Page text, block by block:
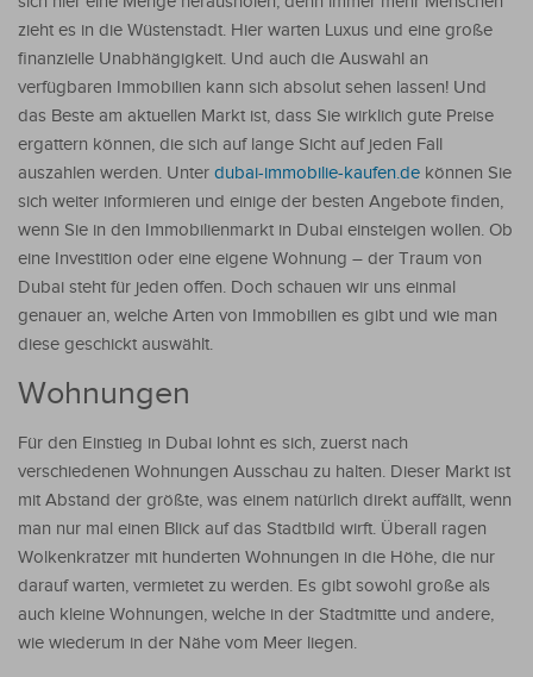
zieht es in die Wüstenstadt. Hier warten Luxus und eine große
finanzielle Unabhängigkeit. Und auch die Auswahl an
verfügbaren Immobilien kann sich absolut sehen lassen! Und
das Beste am aktuellen Markt ist, dass Sie wirklich gute Preise
ergattern können, die sich auf lange Sicht auf jeden Fall
auszahlen werden. Unter dubai-immobilie-kaufen.de können Sie
sich weiter informieren und einige der besten Angebote finden,
wenn Sie in den Immobilienmarkt in Dubai einsteigen wollen. Ob
eine Investition oder eine eigene Wohnung – der Traum von
Dubai steht für jeden offen. Doch schauen wir uns einmal
genauer an, welche Arten von Immobilien es gibt und wie man
diese geschickt auswählt.
Wohnungen
Für den Einstieg in Dubai lohnt es sich, zuerst nach
verschiedenen Wohnungen Ausschau zu halten. Dieser Markt ist
mit Abstand der größte, was einem natürlich direkt auffällt, wenn
man nur mal einen Blick auf das Stadtbild wirft. Überall ragen
Wolkenkratzer mit hunderten Wohnungen in die Höhe, die nur
darauf warten, vermietet zu werden. Es gibt sowohl große als
auch kleine Wohnungen, welche in der Stadtmitte und andere,
wie wiederum in der Nähe vom Meer liegen.